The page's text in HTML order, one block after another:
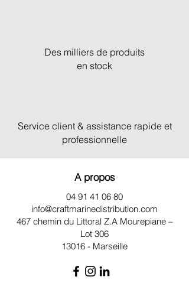
Des milliers de produits
en stock
Service client & assistance rapide et
professionnelle
A propos
04 91 41 06 80
info@craftmarinedistribution.com
467 chemin du Littoral Z.AMourepiane –
Lot 306
13016 - Marseille